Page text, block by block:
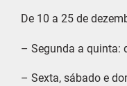
De 10 a 25 de
– Segunda a quinta:
– Sexta, sábado e